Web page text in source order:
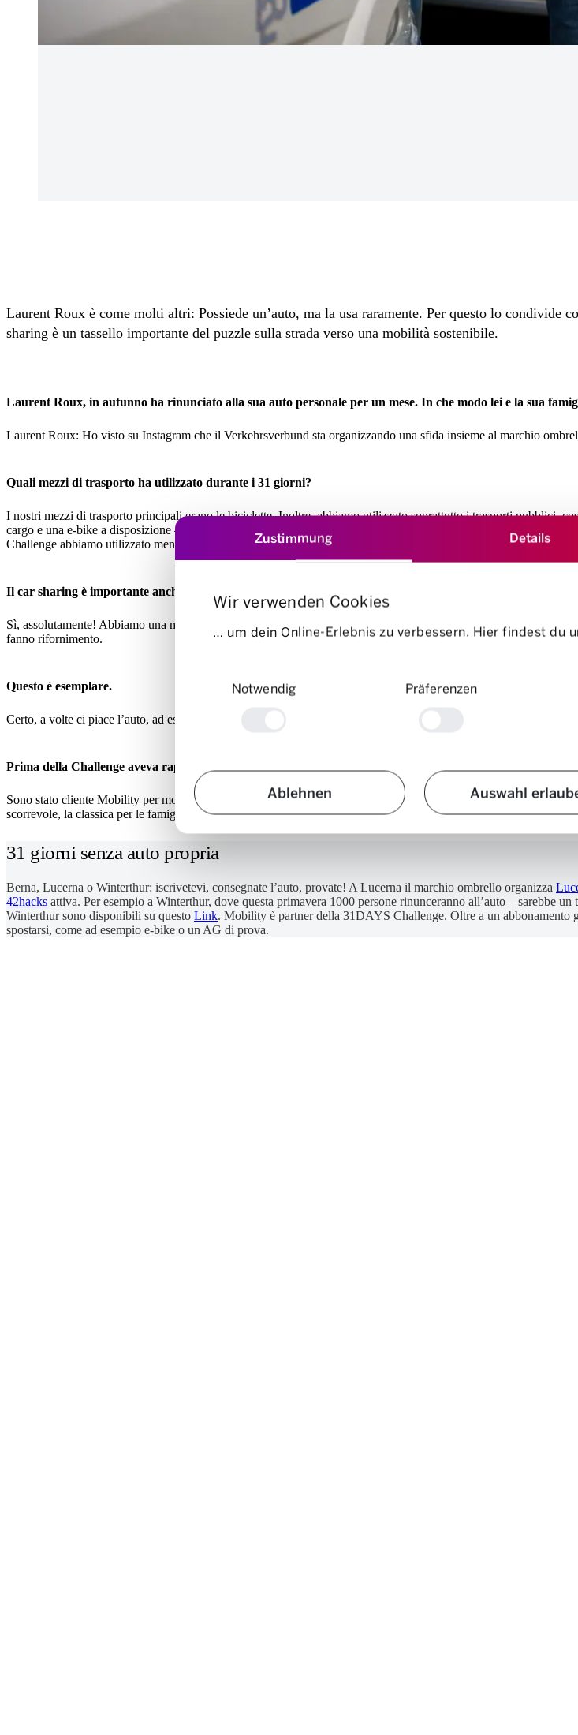
Zustimmung Details
Wir verwenden Cookies
… um dein Online-Erlebnis zu verbessern. Hier findest du
Notwendig
Präferenzen
Ablehnen Auswahl
Laurent Roux è come molti altri: Possiede un’auto, ma la usa raramente. Per questo lo
sharing è un tassello importante del puzzle sulla strada verso una mobilità sostenibile.
Laurent Roux, in autunno ha rinunciato alla sua auto personale per un mese. In che modo lei e la sua
Laurent Roux: Ho visto su Instagram che il Verkehrsverbund sta organizzando una sfida insieme al marchio
Quali mezzi di trasporto ha utilizzato durante i 31 giorni?
I nostri mezzi di trasporto principali erano le biciclette. Inoltre, abbiamo utilizzato soprattutto i trasporti pubblici,
cargo e una e-bike a disposizione – è stato fantastico! Grazie a un rimorchio abbiamo potuto trasportare quasi
Challenge abbiamo utilizzato meno Mobility.
Il car sharing è importante anche se possedete un’auto di proprietà?
Sì, assolutamente! Abbiamo una macchina che condividiamo con due vicini che non hanno una macchina. Per
fanno rifornimento.
Questo è esemplare.
Certo, a volte ci piace l’auto, ad esempio per l’allenamento di nuoto o per le vacanze sugli sci. Ma se il resto del
Prima della Challenge aveva rapporti con Mobility?
Sono stato cliente Mobility per molto tempo. Fino alla nascita del terzo figlio non avevamo un’auto propria e
scorrevole, la classica per le famiglie (ride).
31 giorni senza auto propria
Berna, Lucerna o Winterthur: iscrivetevi, consegnate l’auto, provate! A Lucerna il marchio ombrello organizza
42hacks attiva. Per esempio a Winterthur, dove questa primavera 1000 persone rinunceranno all’auto – sarebbe
Winterthur sono disponibili su questo Link. Mobility è partner della 31DAYS Challenge. Oltre a un
spostarsi, come ad esempio e-bike o un AG di prova.